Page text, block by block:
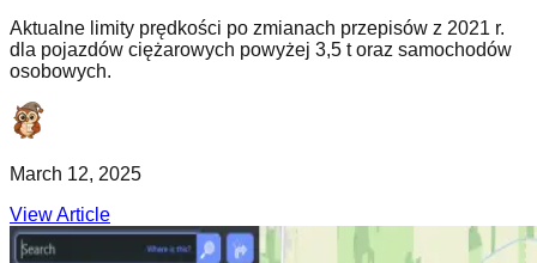
Aktualne limity prędkości po zmianach przepisów z 2021 r.
dla pojazdów ciężarowych powyżej 3,5 t oraz samochodów
osobowych.
March 12, 2025
View Article